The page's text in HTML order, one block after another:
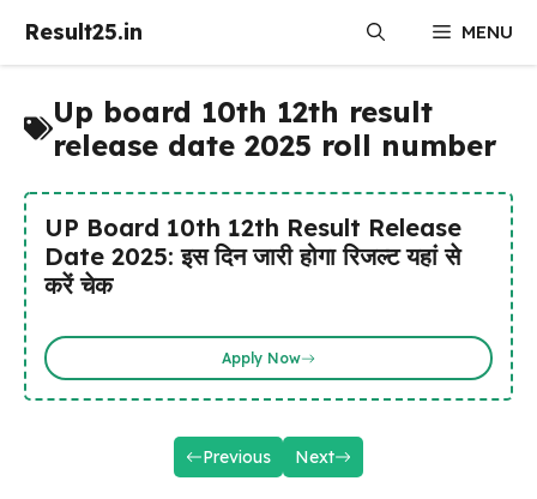
Result25.in MENU
Up board 10th 12th result
release date 2025 roll number
UP Board 10th 12th Result Release
Date 2025: इस दिन जारी होगा रिजल्ट यहां से
करें चेक
Apply Now
Previous Next